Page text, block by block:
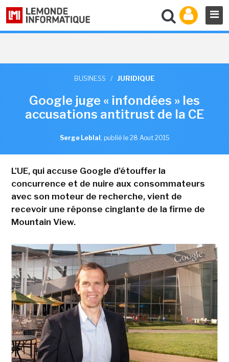
BUSINESS / JURIDIQUE
Google juge « infondées » les
accusations antitrust de la CE
Serge Leblal , publié le 28 Aout 2015
L'UE, qui accuse Google d'étouffer la
concurrence et de nuire aux consommateurs
avec son moteur de recherche, vient de
recevoir une réponse cinglante de la firme de
Mountain View.